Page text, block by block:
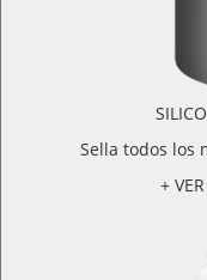
Sella todos los
+